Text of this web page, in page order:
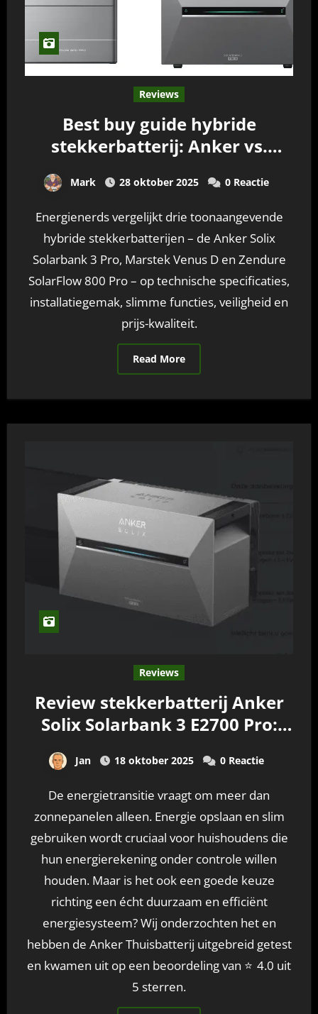
Reviews
Best buy guide hybride
stekkerbatterij: Anker vs.
Mark 28 oktober 2025 0 Reactie
Energienerds vergelijkt drie toonaangevende
hybride stekkerbatterijen – de Anker Solix
Solarbank 3 Pro, Marstek Venus D en Zendure
SolarFlow 800 Pro – op technische specificaties,
installatiegemak, slimme functies, veiligheid en
prijs-kwaliteit.
Read More
Reviews
Review stekkerbatterij Anker
Solix Solarbank 3 E2700 Pro:
Jan 18 oktober 2025 0 Reactie
De energietransitie vraagt om meer dan
zonnepanelen alleen. Energie opslaan en slim
gebruiken wordt cruciaal voor huishoudens die
hun energierekening onder controle willen
houden. Maar is het ook een goede keuze
richting een écht duurzaam en efficiënt
energiesysteem? Wij onderzochten het en
hebben de Anker Thuisbatterij uitgebreid getest
en kwamen uit op een beoordeling van ⭐ 4.0 uit
5 sterren.